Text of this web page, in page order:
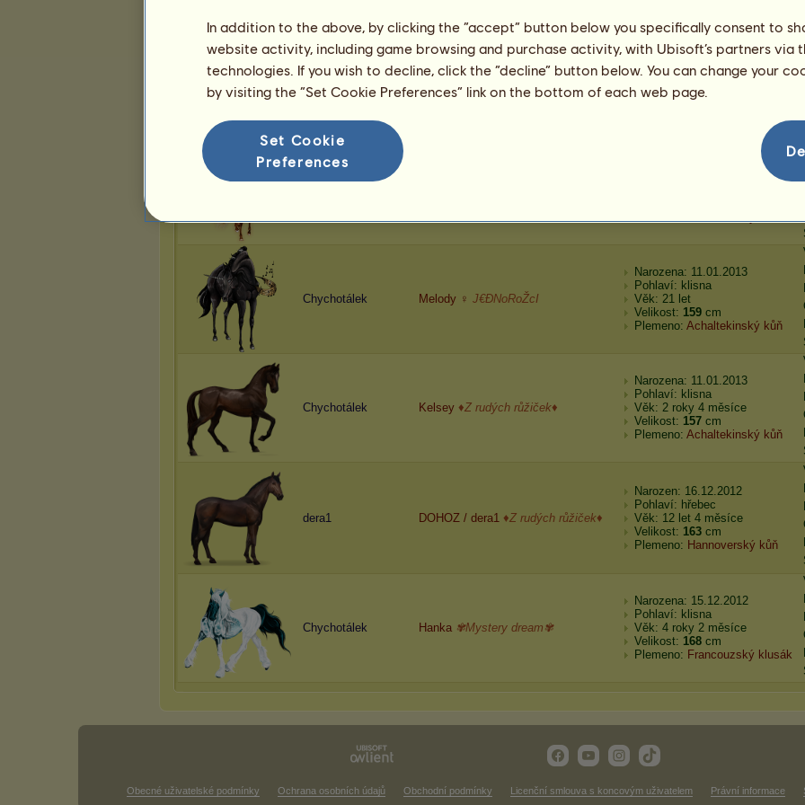
Chychotálek
Narozena: 11.01.2013
Pohlaví: klisna
Věk: 10 let 4 měsíce
Velikost:163cm
Chychotálek Melody ♀ J€ĐNoRoŽcI
Narozena: 11.01.2013
Pohlaví: klisna
Věk: 21 let
Velikost: 159 cm
Plemeno: Achaltekinský kůň
Chychotálek Kelsey ♦Z rudých růžiček♦
Narozena: 11.01.2013
Pohlaví: klisna
Věk: 2 roky 4 měsíce
Velikost: 157 cm
Plemeno: Achaltekinský kůň
dera1 DOHOZ / dera1 ♦Z rudých růžiček♦
Narozen: 16.12.2012
Pohlaví: hřebec
Věk: 12 let 4 měsíce
Velikost: 163 cm
Plemeno: Hannoverský kůň
Chychotálek Hanka ✾Mystery dream✾
Narozena: 15.12.2012
Pohlaví: klisna
Věk: 4 roky 2 měsíce
Velikost: 168 cm
Plemeno: Francouzský klusák
Obecné uživatelské podmínky Ochrana osobních údajů Obchodní podmínky Licenční smlouva s koncovým uživatelem Právní informace
In addition to the above, by clicking the “accept” button below you specifically consent to
website activity, including game browsing and purchase activity, with Ubisoft’s partners via
technologies. If you wish to decline, click the “decline” button below. You can change your
by visiting the “Set Cookie Preferences” link on the bottom of each web page.
Set Cookie
Preferences